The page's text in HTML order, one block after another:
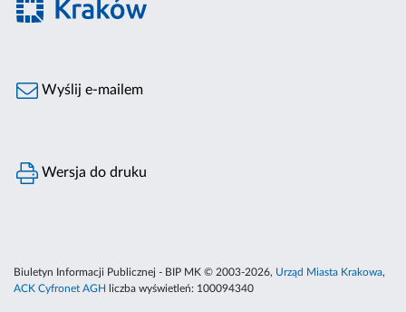
Wyślij e-mailem
Wersja do druku
Biuletyn Informacji Publicznej - BIP MK © 2003-2026, Urząd Miasta Krakowa,
ACK Cyfronet AGH
liczba wyświetleń: 100094340